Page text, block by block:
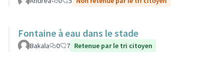
Fontaine à eau dans le stade
Bakala 0 7 Retenue par le tri citoyen